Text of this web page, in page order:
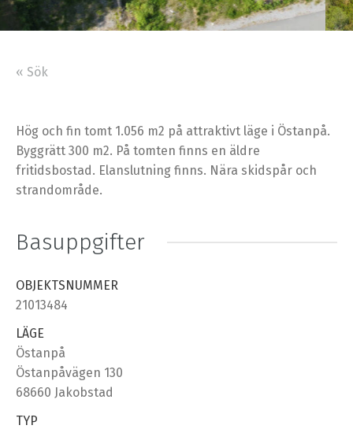
« Sök
Hög och fin tomt 1.056 m2 på attraktivt läge i Östanpå.
Byggrätt 300 m2. På tomten finns en äldre
fritidsbostad. Elanslutning finns. Nära skidspår och
strandområde.
Basuppgifter
OBJEKTSNUMMER
21013484
LÄGE
Östanpå
Östanpåvägen 130
68660 Jakobstad
TYP